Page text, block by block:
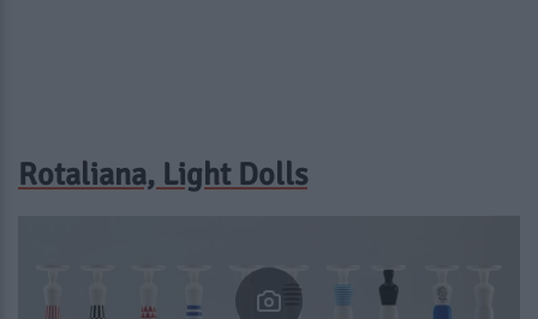
Rotaliana, Light Dolls